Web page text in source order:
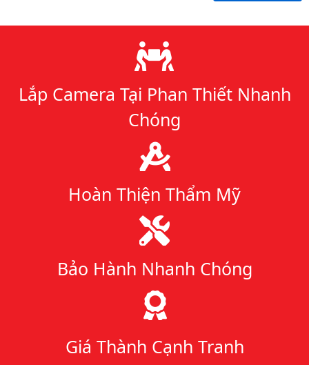
Lý do chọn chúng tôi
Lắp Camera Tại Phan Thiết Nhanh
Chóng
Hoàn Thiện Thẩm Mỹ
Bảo Hành Nhanh Chóng
Giá Thành Cạnh Tranh